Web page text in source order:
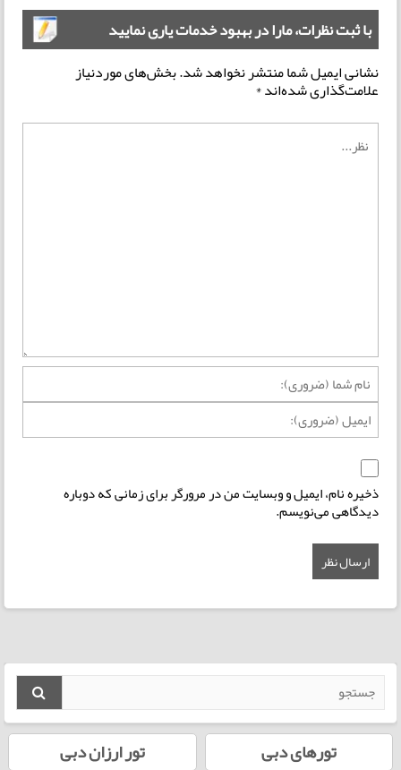
با ثبت نظرات، مارا در بهبود خدمات یاری نمایید
نشانی ایمیل شما منتشر نخواهد شد.بخش‌های موردنیاز
علامت‌گذاری شده‌اند*
ذخیره نام، ایمیل و وبسایت من در مرورگر برای زمانی که دوباره
دیدگاهی می‌نویسم.
تورهای دبی تور ارزان دبی